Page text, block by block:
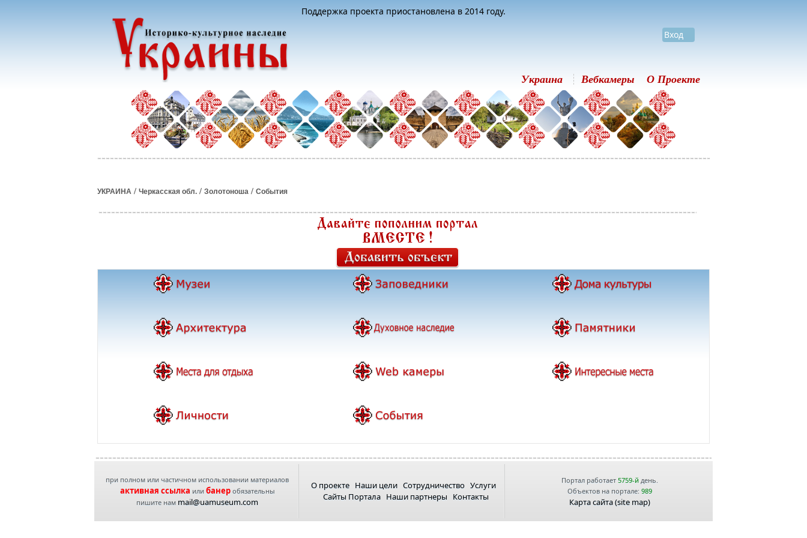
Поддержка проекта приостановлена в 2014 году.
Вход
Украина Вебкамеры О Проекте
УКРАИНА / Черкасская обл. / Золотоноша / События
при полном или частичном использовании материалов
активная ссылка или банеробязательны
пишите нам mail@uamuseum.com
О проекте Наши цели Сотрудничество Услуги
Сайты Портала Наши партнеры Контакты
Портал работает 5759-йдень.
Объектов на портале: 989
Карта сайта (site map)